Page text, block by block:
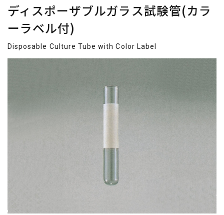
ディスポーザブルガラス試験管(カラ
ーラベル付)
Disposable Culture Tube with Color Label